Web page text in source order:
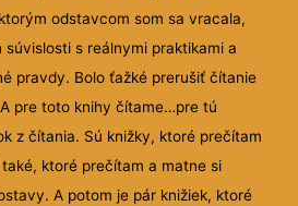
odstavcom som sa vracala,
súvislosti s reálnymi praktikami a
pravdy. Bolo ťažké prerušiť čítanie
pre toto knihy čítame…pre tú
z čítania. Sú knižky, ktoré prečítam
ktoré prečítam a matne si
A potom je pár knižiek, ktoré